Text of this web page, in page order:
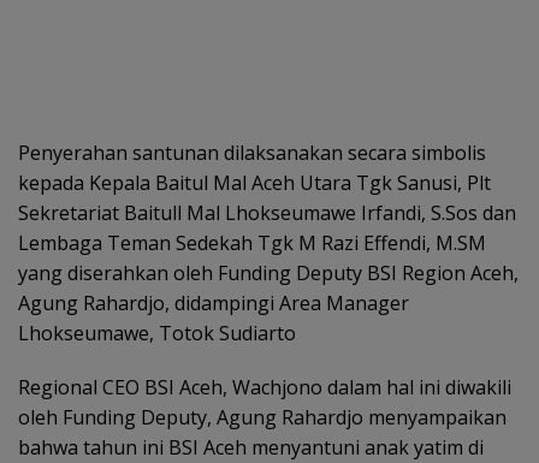
Penyerahan santunan dilaksanakan secara simbolis
kepada Kepala Baitul Mal Aceh Utara Tgk Sanusi, Plt
Sekretariat Baitull Mal Lhokseumawe Irfandi, S.Sos dan
Lembaga Teman Sedekah Tgk M Razi Effendi, M.SM
yang diserahkan oleh Funding Deputy BSI Region Aceh,
Agung Rahardjo, didampingi Area Manager
Lhokseumawe, Totok Sudiarto
Regional CEO BSI Aceh, Wachjono dalam hal ini diwakili
oleh Funding Deputy, Agung Rahardjo menyampaikan
bahwa tahun ini BSI Aceh menyantuni anak yatim di